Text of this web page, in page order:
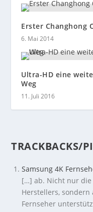
Erster Changhong
6. Mai 2014
Ultra-HD eine
Weg
11. Juli 2016
TRACKBACKS/
Samsung 4K
[…] ab. Nicht nur die
Herstellers,
Fernseher